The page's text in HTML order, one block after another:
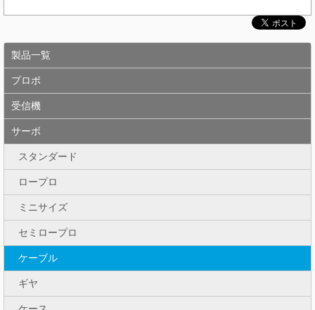
製品一覧
プロポ
受信機
サーボ
スタンダード
ロープロ
ミニサイズ
セミロープロ
ケーブル
ギヤ